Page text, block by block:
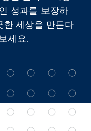
성과를 보장하
한 세상을 만든다
세요.